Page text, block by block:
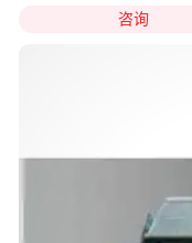
咨询